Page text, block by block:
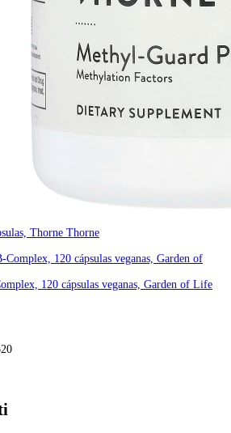
Thorne Thorne
120 cápsulas veganas, Garden of Life